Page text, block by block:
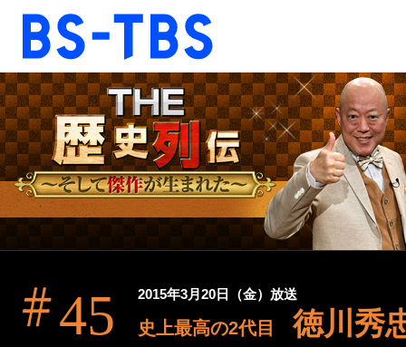
BS-TBS
BS-TBS
ドラマ 映画
報道 教養
音楽 エンタメ
ファンクラブ
視聴方法 4K放送
45 2015年3月20日（金）放送
史上最高の2代目徳川秀